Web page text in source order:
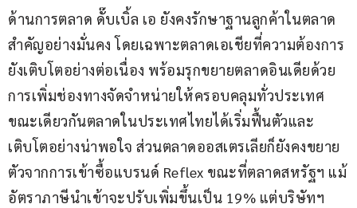
ด้านการตลาด ดั๊บเบิ้ล เอ ยังคงรักษาฐานลูกค้าในตลาด
สำคัญอย่างมั่นคง โดยเฉพาะตลาดเอเชียที่ความต้องการ
ยังเติบโตอย่างต่อเนื่อง พร้อมรุกขยายตลาดอินเดียด้วย
การเพิ่มช่องทางจัดจำหน่ายให้ครอบคลุมทั่วประเทศ
ขณะเดียวกันตลาดในประเทศไทยได้เริ่มฟื้นตัวและ
เติบโตอย่างน่าพอใจ ส่วนตลาดออสเตรเลียก็ยังคงขยาย
ตัวจากการเข้าซื้อแบรนด์ Reflex ขณะที่ตลาดสหรัฐฯ แม้
อัตราภาษีนำเข้าจะปรับเพิ่มขึ้นเป็น 19% แต่บริษัทฯ